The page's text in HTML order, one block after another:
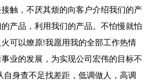
触，不厌其烦的向客户介绍我们的产
产品，利用我们的产品。不怕慢就怕
可以燎原!我愿用我的全部工作热情
业的发展，为实现公司宏伟的目标不
自身查不足找差距，低调做人，高调